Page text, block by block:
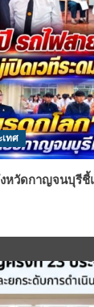
ทศ
หวัดกาญจนบุรีชี้